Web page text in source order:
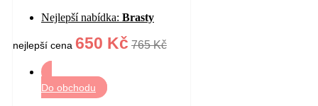
Nejlepší nabídka: Brasty
nejlepší cena 650 Kč 765 Kč
Do obchodu